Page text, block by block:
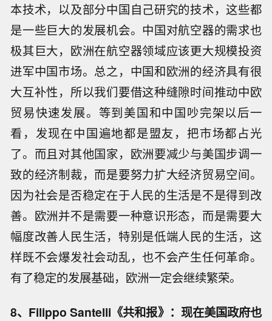
本技术，以及部分中国自己研究的技术，这些都
是一些巨大的发展机会。中国对航空器的需求也
极其巨大，欧洲在航空器领域应该更大规模投资
进军中国市场。总之，中国和欧洲的经济具有很
大互补性，所以我们要借这种缝隙时间推动中欧
贸易快速发展。等到美国和中国吵完架以后一
看，发现在中国遍地都是盟友，把市场都占光
了。而且对其他国家，欧洲要减少与美国步调一
致的经济制裁，而是要努力扩大经济贸易空间。
因为社会是否稳定在于人民的生活是不是得到改
善。欧洲并不是需要一种意识形态，而是需要大
幅度改善人民生活，特别是低端人民的生活，这
样既不会爆发社会动乱，也不会产生任何革命。
有了稳定的发展基础，欧洲一定会继续繁荣。
8、Filippo Santelli《共和报》：现在美国政府也